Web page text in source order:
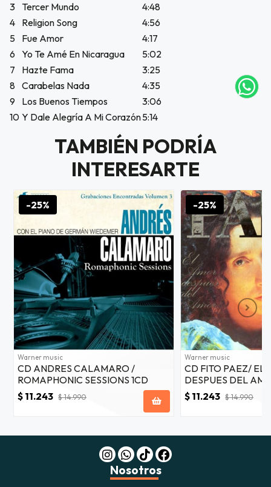
correo
web
JUGAR
3 Tercer Mundo
4:48
4 Religion Song
4:56
5 Fue Amor
4:17
6 Yo Te Amé En Nicaragua
5:02
7
Hazte Fama
3:25
8 Carabelas Nada
4:35
9
Los Buenos Tiempos
3:06
10 Y Dale Alegría A Mi Corazón5:14
TAMBIÉN PODRÍA
INTERESARTE
-25%
Warner music
CD ANDRES CALAMARO /
ROMAPHONIC SESSIONS 1CD
$ 11.243 $ 14.990
-25%
Warner music
CD FITO PAEZ/ EL
DESPUES DEL
$ 11.243 $ 14.990
Nosotros